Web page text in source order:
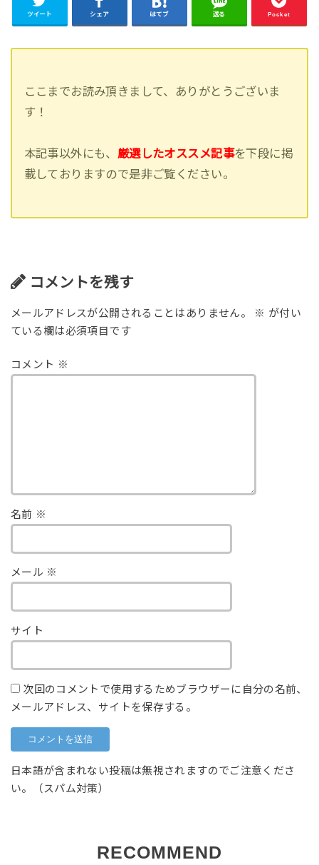
ツイート シェア はてブ 送る Pocket
ここまでお読み頂きまして、ありがとうございま
す！
本記事以外にも、 厳選したオススメ記事を下段に掲
載しておりますので是非ご覧ください。
コメントを残す
メールアドレスが公開されることはありません。 ※ が付い
ている欄は必須項目です
コメント ※
名前 ※
メール ※
サイト
次回のコメントで使用するためブラウザーに自分の名前、
メールアドレス、サイトを保存する。
日本語が含まれない投稿は無視されますのでご注意くださ
い。（スパム対策）
RECOMMEND